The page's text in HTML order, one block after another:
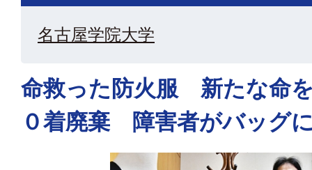
名古屋学院大学
命救った防火服 新たな命
０着廃棄 障害者がバッグ